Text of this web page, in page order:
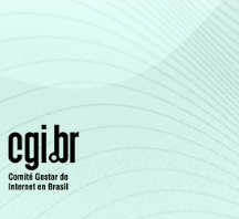
9
Internet